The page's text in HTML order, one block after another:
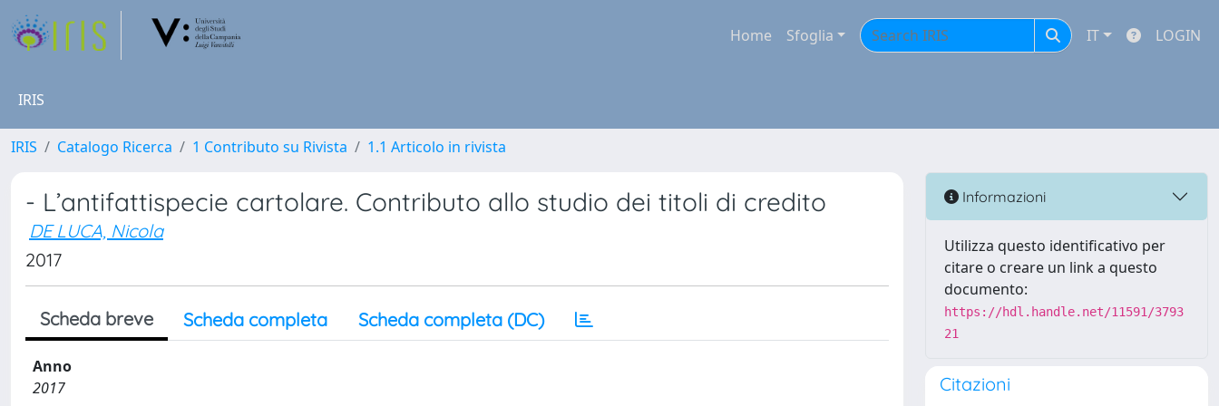
Home Sfoglia IT LOGIN
IRIS
IRIS Catalogo Ricerca 1 Contributo su Rivista 1.1 Articolo in rivista
- L’antifattispecie cartolare. Contributo allo studio dei titoli di credito
DE LUCA, Nicola
2017
Scheda breve Scheda completa Scheda completa (DC)
Anno
2017
Informazioni
Utilizza questo identificativo per
citare o creare un link a questo
documento:
https://hdl.handle.net/11591/3793
21
Citazioni